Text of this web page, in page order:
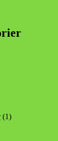
(1)